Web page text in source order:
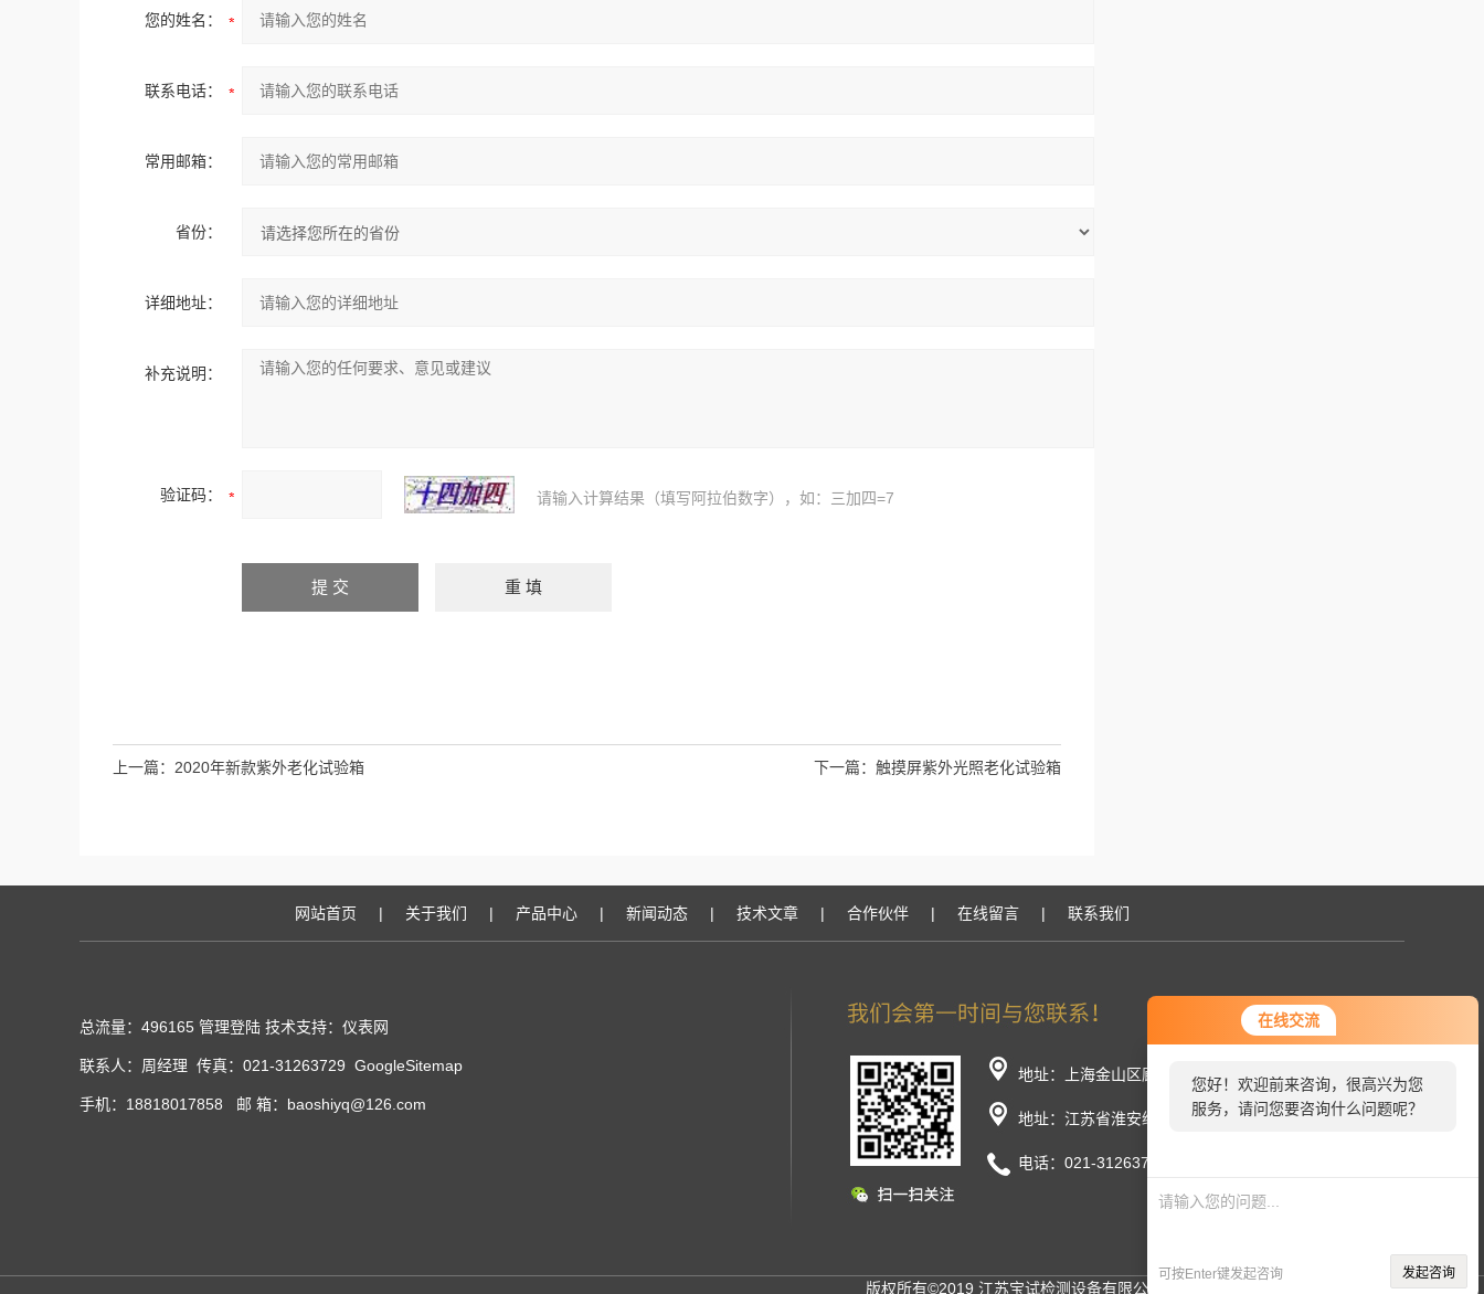
在线交流
您好！欢迎前来咨询，很高兴为您
服务，请问您要咨询什么问题呢？
可按Enter键发起咨询 发起咨询
您的姓名：
联系电话：
常用邮箱：
省份：
详细地址：
补充说明：
验证码： 请输入计算结果（填写阿拉伯数字），如：三加四=7
上一篇： 2020年新款紫外老化试验箱 下一篇： 触摸屏紫外光照老化试验箱
网站首页 | 关于我们 | 产品中心 | 新闻动态 | 技术文章 | 合作伙伴 | 在线留言 | 联系我们
总流量：496165 管理登陆 技术支持： 仪表网
联系人：周经理 传真：021-31263729 GoogleSitemap
手机：18818017858 邮 箱：baoshiyq@126.com
地址：上海金山区廊下镇工业园荣春路266号（分厂）
地址：江苏省淮安经济开发区开明路8号（总厂）
电话：021-31263719
版权所有©2019 江苏宝试检测设备有限公司 备案号： 苏ICP备2026044260号-1